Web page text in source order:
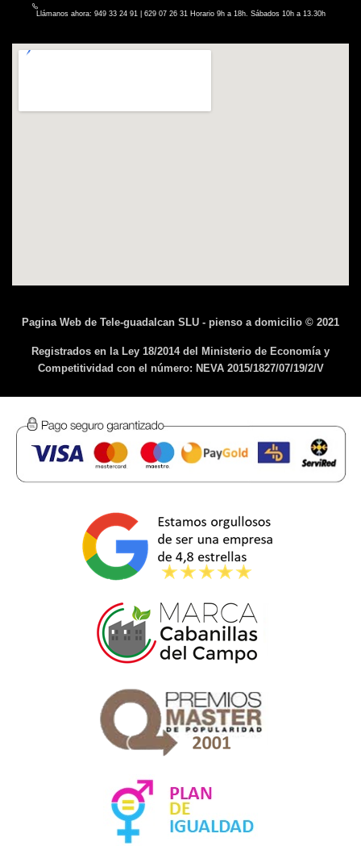
Llámanos ahora: 949 33 24 91 | 629 07 26 31 Horario 9h a 18h. Sábados 10h a 13.30h
Pagina Web de Tele-guadalcan SLU - pienso a domicilio © 2021
Registrados en la Ley 18/2014 del Ministerio de Economía y
Competitividad con el número: NEVA 2015/1827/07/19/2/V